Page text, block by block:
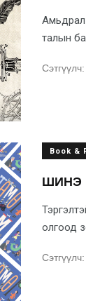
Амьдрал
талын
Сэтгүүлч:
Book &
ШИНЭ
олгоод
Сэтгүүлч: